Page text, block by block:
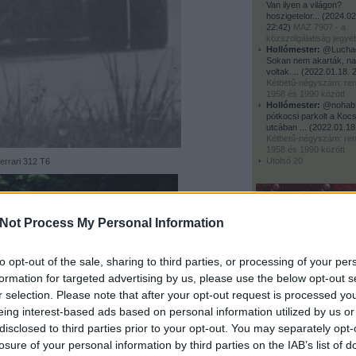
Process My Personal Information
opt-out of the sale, sharing to third parties, or processing of your
for targeted advertising by us, please use the below opt-out
selection. Please note that after your opt-out request is processed
interest-based ads based on personal information utilized by us
to third parties prior to your opt-out. You may separately
of your personal information by third parties on the IAB’s list of
Van ilyen a világon?
hoszigetelor... (
22:42) MAZ 7907 - a
közszolgálatiság
Hollómester:
Sokan nem akarták,
voltak.... (2022.01.18.
Kétbetű-négyszám:
1958 és 1990 között
Hollómester:
pótkocsi parkolt a
utcában ... (
Kétbetű-négyszám:
1958 és 1990 között
Utolsó 20
2011 április (1)
2011 február (3
1
2010 december (3
2010 november (4)
(6
2010 szeptember (14)
2010 augusztus 3)
312 T6
FW08D
a jobb egyensúly és a gumik érdekében a fülkét
a döntött oválpályákon, fix menetirány mellett voltak
volt a jó megoldás.